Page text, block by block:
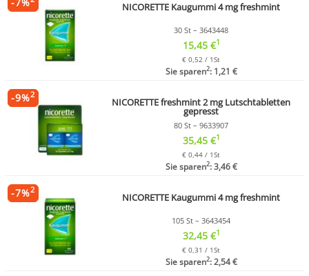
NICORETTE Kaugummi 4 mg freshmint
30 St – 3643448
15,45 €1
€ 0,52 / 1St
Sie sparen2: 1,21 €
NICORETTE freshmint 2 mg Lutschtabletten
gepresst
80 St – 9633907
35,45 €1
€ 0,44 / 1St
Sie sparen2: 3,46 €
-9%2
NICORETTE Kaugummi 4 mg freshmint
105 St – 3643454
32,45 €1
€ 0,31 / 1St
Sie sparen2: 2,54 €
-7%2